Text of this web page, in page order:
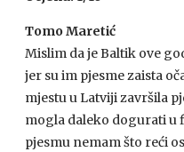
Tomo Maretić
Mislim da je Baltik ove
jer su im pjesme zaista
mjestu u Latviji završila
mogla daleko dogurati u
pjesmu nemam što reći